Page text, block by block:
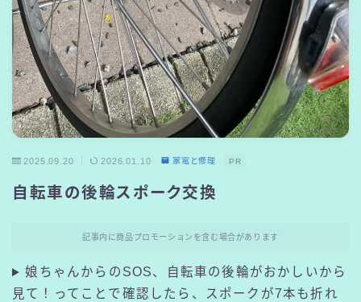
2025.09.20 2026.01.10 家電と修理 PR
自転車の後輪スポーク交換
記事内に商品プロモーションを含む場合があります
娘ちゃんからのSOS、自転車の後輪がおかしいから
見て！ってことで確認したら、スポークが7本も折れ